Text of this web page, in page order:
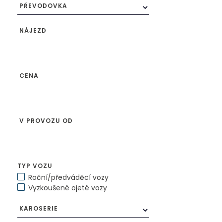
PŘEVODOVKA
NÁJEZD
CENA
V PROVOZU OD
TYP VOZU
Roční/předváděcí vozy
Vyzkoušené ojeté vozy
KAROSERIE